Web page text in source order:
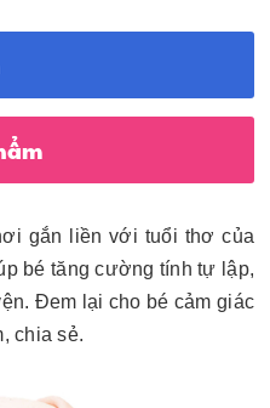
gắn liền với tuổi thơ của
bé tăng cường tính tự lập,
Đem lại cho bé cảm giác
chia sẻ.